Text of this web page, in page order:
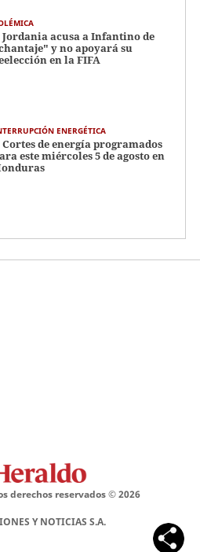
Jordania acusa a Infantino de
y no apoyará su
en la FIFA
ENERGÉTICA
Cortes de energía programados
este miércoles 5 de agosto en
derechos reservados ©2026
Y NOTICIAS S.A.